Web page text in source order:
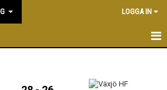
LOGGA IN